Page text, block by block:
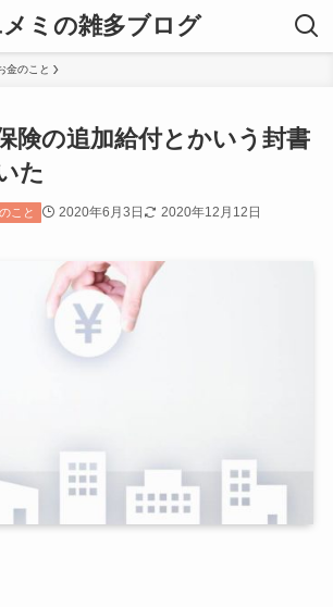
ミの雑多ブログ
金のこと
険の追加給付とかいう封書
た
こと 2020年6月3日 2020年12月12日